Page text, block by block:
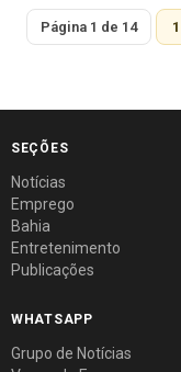
Página 1 de 14 1
SEÇÕES
Notícias
Emprego
Bahia
Entretenimento
Publicações
WHATSAPP
Grupo de Notícias